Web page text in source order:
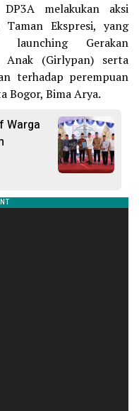
melakukan aksi
Ekspresi, yang
Gerakan
Anak (Girlypan) serta
terhadap perempuan
Bogor, Bima Arya.
Warga